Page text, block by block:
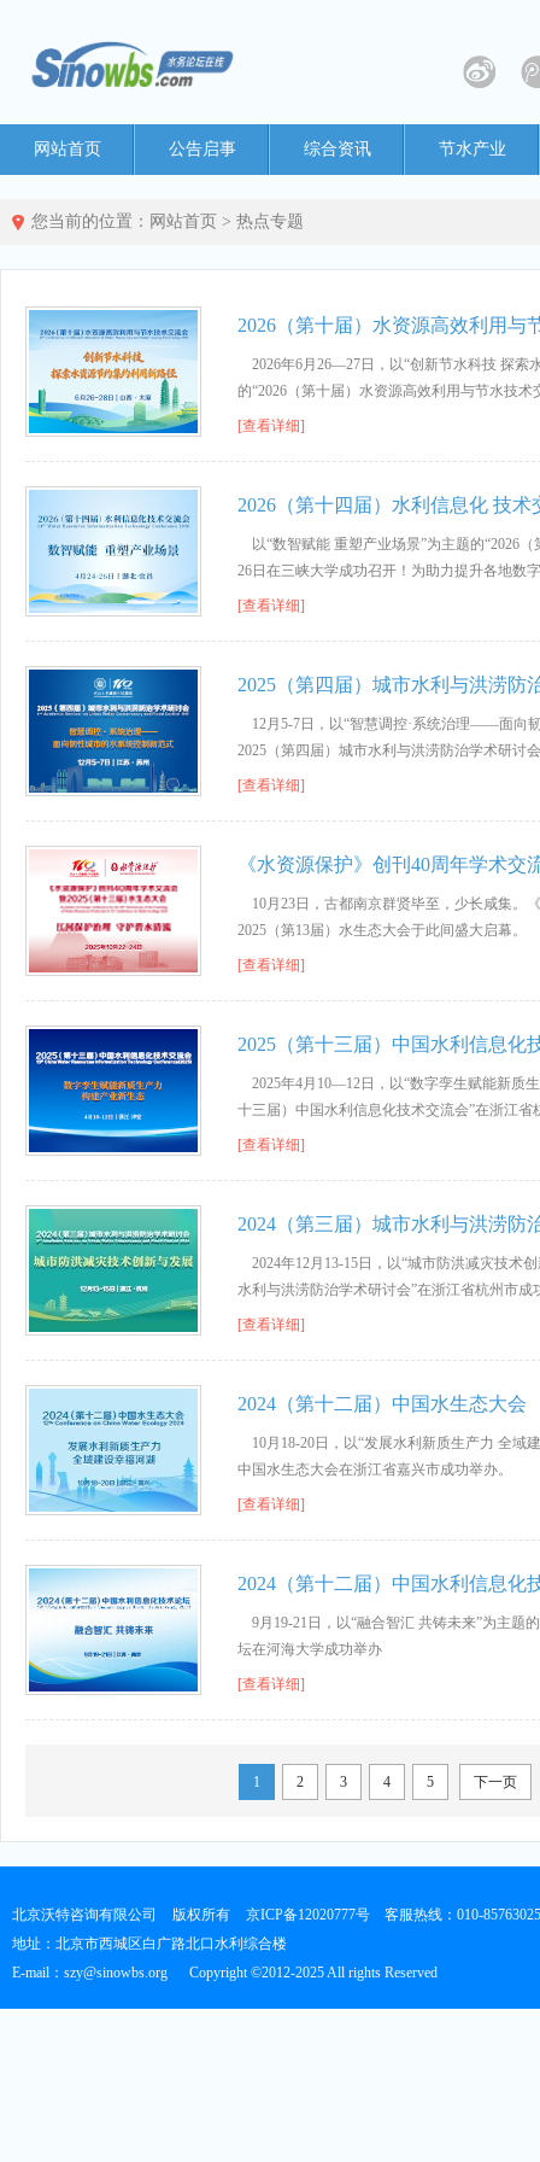
网站首页 公告启事 综合资讯 节水产业
您当前的位置： 网站首页 > 热点专题
2026（第十届）水资源高效利用与
2026年6月26—27日，以“创新节水科技 探索
的“2026（第十届）水资源高效利用与节水技术
[查看详细]
2026（第十四届）水利信息化 技术
以“数智赋能 重塑产业场景”为主题的“2026
26日在三峡大学成功召开！为助力提升各地数
[查看详细]
2025（第四届）城市水利与洪涝防
12月5-7日，以“智慧调控·系统治理——面向
2025（第四届）城市水利与洪涝防治学术研讨
[查看详细]
《水资源保护》创刊40周年学术交
10月23日，古都南京群贤毕至，少长咸集。
2025（第13届）水生态大会于此间盛大启幕。
[查看详细]
2025（第十三届）中国水利信息化
2025年4月10—12日，以“数字孪生赋能新质
十三届）中国水利信息化技术交流会”在浙江省
[查看详细]
2024（第三届）城市水利与洪涝防
2024年12月13-15日，以“城市防洪减灾技术
水利与洪涝防治学术研讨会”在浙江省杭州市成
[查看详细]
2024（第十二届）中国水生态大会
10月18-20日，以“发展水利新质生产力 全域
中国水生态大会在浙江省嘉兴市成功举办。
[查看详细]
2024（第十二届）中国水利信息化
9月19-21日，以“融合智汇 共铸未来”为主题
坛在河海大学成功举办
[查看详细]
1 2 3 4 5 下一页
北京沃特咨询有限公司 版权所有 京ICP备12020777号 客服热线：010-85763025
地址：北京市西城区白广路北口水利综合楼
E-mail：szy@sinowbs.org
Copyright ©2012-2025 All rights Reserved